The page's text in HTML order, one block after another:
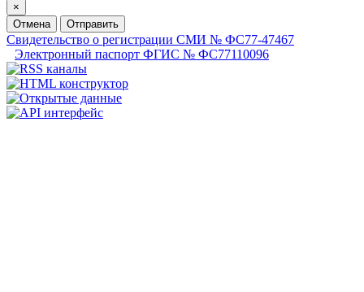
×
Отмена
Отправить
Свидетельство о регистрации СМИ № ФС77-47467
Электронный паспорт ФГИС № ФС77110096